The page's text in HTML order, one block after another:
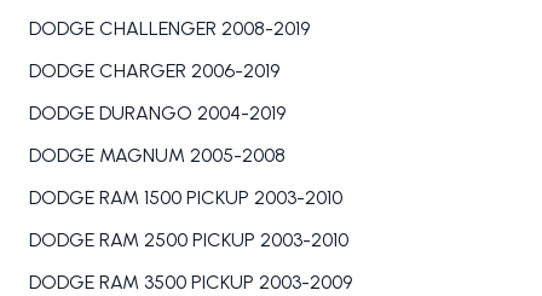
DODGE CHALLENGER 2008-2019
DODGE CHARGER 2006-2019
DODGE DURANGO 2004-2019
DODGE MAGNUM 2005-2008
DODGE RAM 1500 PICKUP 2003-2010
DODGE RAM 2500 PICKUP 2003-2010
DODGE RAM 3500 PICKUP 2003-2009